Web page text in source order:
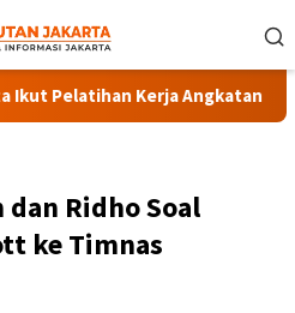
Kerja Angkatan 1 di PPKD
Ridho Soal
ke Timnas